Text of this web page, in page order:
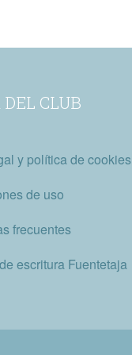
CLUB
y política de cookies
de uso
frecuentes
escritura Fuentetaja